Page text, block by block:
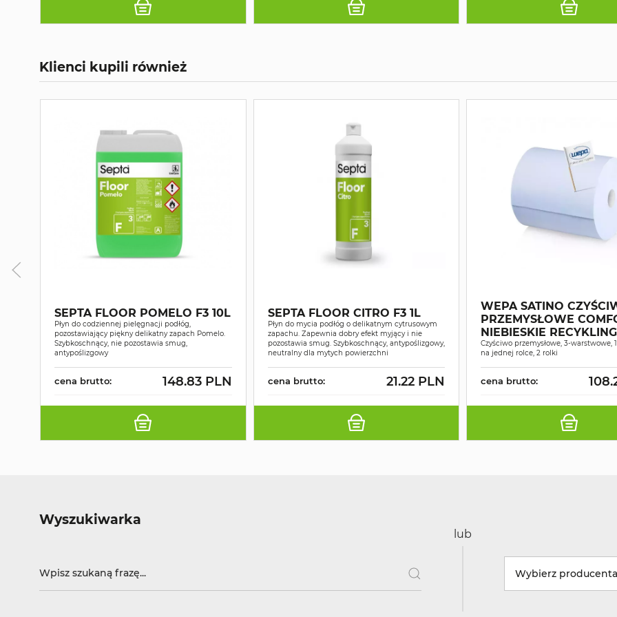
Klienci kupili również
SEPTA FLOOR POMELO F3 10L
Płyn do codziennej pielęgnacji podłóg,
pozostawiający piękny delikatny zapach Pomelo.
Szybkoschnący, nie pozostawia smug,
antypoślizgowy
cena brutto: 148.83 PLN
SEPTA FLOOR CITRO F3 1L
Płyn do mycia podłóg o delikatnym cytrusowym
zapachu. Zapewnia dobry efekt myjący i nie
pozostawia smug. Szybkoschnący, antypoślizgowy,
neutralny dla mytych powierzchni
cena brutto: 21.22 PLN
WEPA SATINO
PRZEMYSŁOWE
NIEBIESKIE
175M A2
Czyściwo przemysłowe, 3-warstwowe,
na jednej rolce, 2 rolki
cena brutto:
Wyszukiwarka
lub
Wybierz producenta